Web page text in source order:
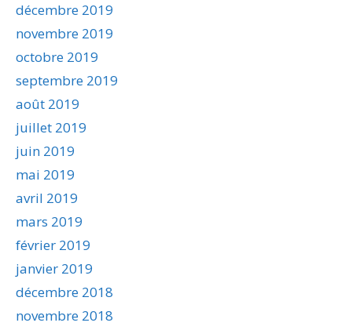
décembre 2019
novembre 2019
octobre 2019
septembre 2019
août 2019
juillet 2019
juin 2019
mai 2019
avril 2019
mars 2019
février 2019
janvier 2019
décembre 2018
novembre 2018